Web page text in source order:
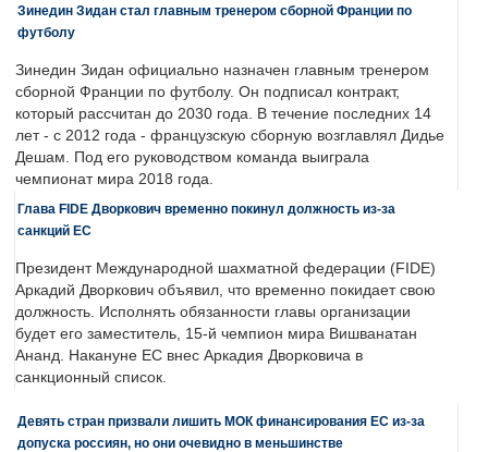
Зинедин Зидан стал главным тренером сборной Франции по
футболу
Зинедин Зидан официально назначен главным тренером
сборной Франции по футболу. Он подписал контракт,
который рассчитан до 2030 года. В течение последних 14
лет - с 2012 года - французскую сборную возглавлял Дидье
Дешам. Под его руководством команда выиграла
чемпионат мира 2018 года.
Глава FIDE Дворкович временно покинул должность из-за
санкций ЕС
Президент Международной шахматной федерации (FIDE)
Аркадий Дворкович объявил, что временно покидает свою
должность. Исполнять обязанности главы организации
будет его заместитель, 15-й чемпион мира Вишванатан
Ананд. Накануне ЕС внес Аркадия Дворковича в
санкционный список.
Девять стран призвали лишить МОК финансирования ЕС из-за
допуска россиян, но они очевидно в меньшинстве